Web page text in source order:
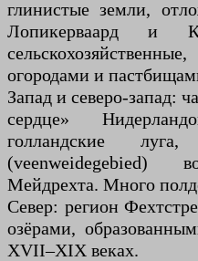
глинистые земли,
Лопикерваард и
огородами и
Запад и северо-запад:
сердце»
голландские
Мейдрехта. Много
Север: регион
озёрами,
XVII–XIX веках.